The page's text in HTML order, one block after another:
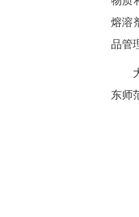
熔溶
品管
东师